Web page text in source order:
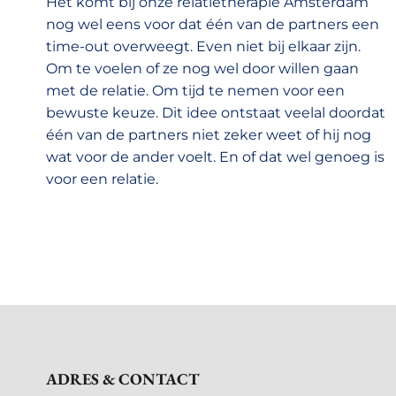
nog wel eens voor dat één van de partners een
time-out overweegt. Even niet bij elkaar zijn.
Om te voelen of ze nog wel door willen gaan
met de relatie. Om tijd te nemen voor een
bewuste keuze. Dit idee ontstaat veelal doordat
één van de partners niet zeker weet of hij nog
wat voor de ander voelt. En of dat wel genoeg is
voor een relatie.
ADRES & CONTACT